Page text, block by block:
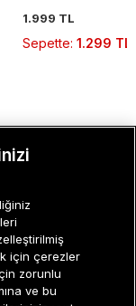
1.999 TL
Sepette: 1.299 TL
için çerezler
zorunlu
ve bu